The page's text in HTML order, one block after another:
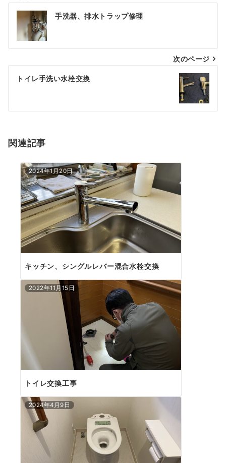
投
稿
ナ
ビ
シ
ン
手洗器、排水トラップ修理
次のページ
トイレ手洗い水栓交換
関連記事
2024年1月20日
キッチン、シングルレバー混合水栓交換
2022年11月15日
トイレ交換工事
2024年4月9日